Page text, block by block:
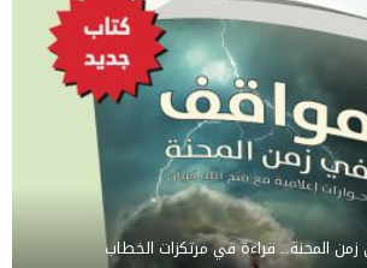
المحنة.. قراءة في مرتكزات الخطاب